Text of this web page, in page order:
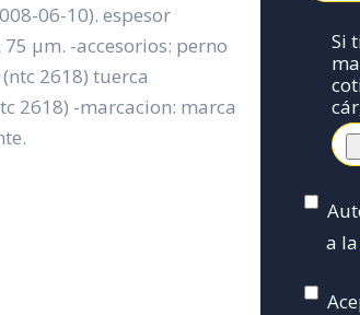
06-10). espesor
μm. -accesorios: perno
2618) tuerca
2618) -marcacion: marca
Si
a la